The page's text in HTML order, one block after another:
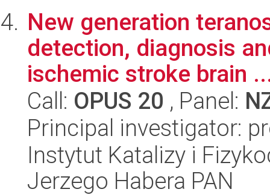
New generation
detection, diagnosis
ischemic stroke brain
Call: OPUS 20 , Panel:
Principal investigator:
Instytut Katalizy i
Jerzego Habera PAN